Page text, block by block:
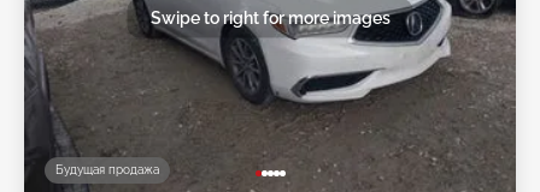
Будущая продажа
Swipe to right for more images